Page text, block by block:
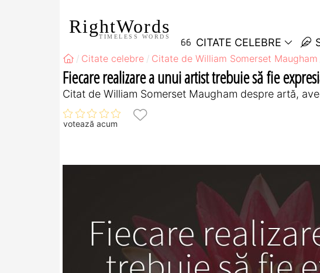
RightWords
TIMELESS WORDS CITATE CELEBRE
Citate celebre Citate de William Somerset Maugham
Fiecare realizare a unui artist trebuie să fie
Citat de William Somerset Maugham despre artă,
votează acum